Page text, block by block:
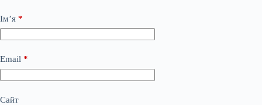
Ім’я *
Email *
Сайт